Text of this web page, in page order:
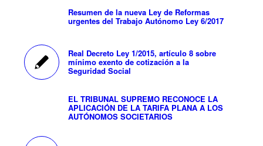
Resumen de la nueva Ley de Reformas
urgentes del Trabajo Autónomo Ley 6/2017
Real Decreto Ley 1/2015, artículo 8 sobre
mínimo exento de cotización a la
Seguridad Social
EL TRIBUNAL SUPREMO RECONOCE LA
APLICACIÓN DE LA TARIFA PLANA A LOS
AUTÓNOMOS SOCIETARIOS